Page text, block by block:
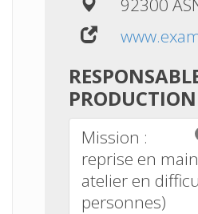
92300
PRODUCTION
Mission :
reprise en
atelier en
personnes)